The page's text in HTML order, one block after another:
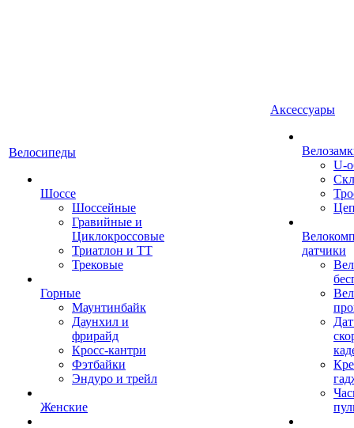
Велосипеды
Шоссе
Шоссейные
Гравийные и
Циклокроссовые
Триатлон и ТТ
Трековые
Горные
Маунтинбайк
Даунхил и
фрирайд
Кросс-кантри
Фэтбайки
Эндуро и трейл
Женские
Аксессуары
U-
датчики